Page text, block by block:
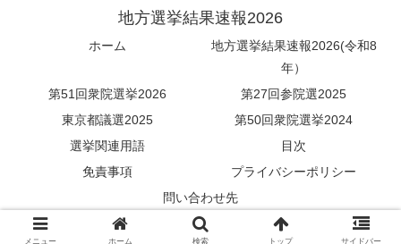
地方選挙結果速報2026
ホーム
地方選挙結果速報2026(令和8
年）
第51回衆院選挙2026
第27回参院選2025
東京都議選2025
第50回衆院選挙2024
選挙関連用語
目次
免責事項
プライバシーポリシー
問い合わせ先
© 2010 地方選挙結果速報2026.
メニュー ホーム 検索 トップ サイドバー